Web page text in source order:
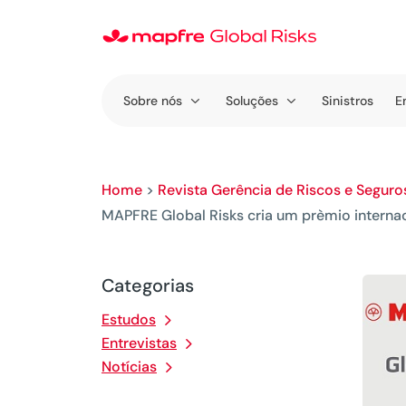
Sobre nós Soluções Sinistros
Home > Revista Gerência de Riscos e
MAPFRE Global Risks cria um prèmio
Categorias
Estudos
Entrevistas
Notícias